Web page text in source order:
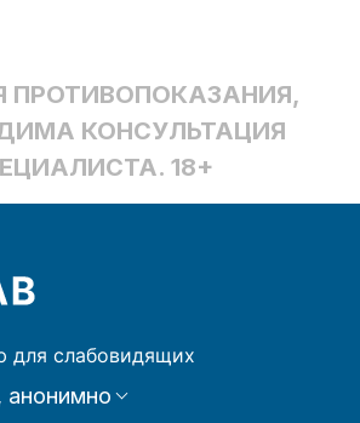
ПРОТИВОПОКАЗАНИЯ,
КОНСУЛЬТАЦИЯ
18+
для слабовидящих
анонимно